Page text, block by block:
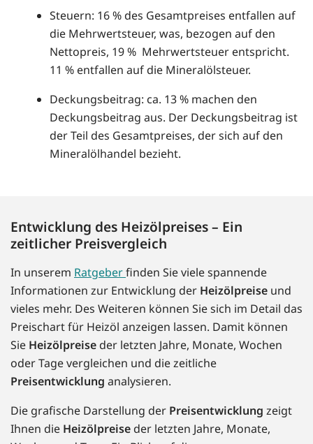
Steuern: 16 % des Gesamtpreises entfallen auf
die Mehrwertsteuer, was, bezogen auf den
Nettopreis, 19 % Mehrwertsteuer entspricht.
11 % entfallen auf die Mineralölsteuer.
Deckungsbeitrag: ca. 13 % machen den
Deckungsbeitrag aus. Der Deckungsbeitrag ist
der Teil des Gesamtpreises, der sich auf den
Mineralölhandel bezieht.
Entwicklung des Heizölpreises – Ein
zeitlicher Preisvergleich
In unserem Ratgeberfinden Sie viele spannende
Informationen zur Entwicklung der Heizölpreise und
vieles mehr. Des Weiteren können Sie sich im Detail das
Preischart für Heizöl anzeigen lassen. Damit können
Sie Heizölpreise der letzten Jahre, Monate, Wochen
oder Tage vergleichen und die zeitliche
Preisentwicklung analysieren.
Die grafische Darstellung der Preisentwicklung zeigt
Ihnen die Heizölpreise der letzten Jahre, Monate,